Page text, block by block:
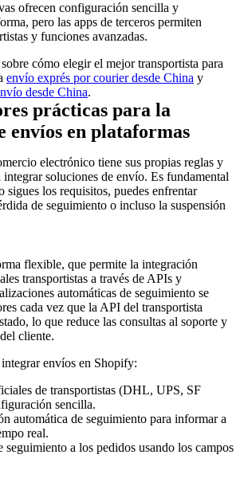
ofrecen configuración sencilla y
pero las apps de terceros permiten
y funciones avanzadas.
cómo elegir el mejor transportista para
envío exprés por courier desde China y
desde China.
prácticas para la
envíos en plataformas
electrónico tiene sus propias reglas y
integrar soluciones de envío. Es fundamental
sigues los requisitos, puedes enfrentar
de seguimiento o incluso la suspensión
flexible, que permite la integración
transportistas a través de APIs y
automáticas de seguimiento se
cada vez que la API del transportista
lo que reduce las consultas al soporte y
cliente.
envíos en Shopify:
de transportistas (DHL, UPS, SF
sencilla.
automática de seguimiento para informar a
real.
seguimiento a los pedidos usando los campos